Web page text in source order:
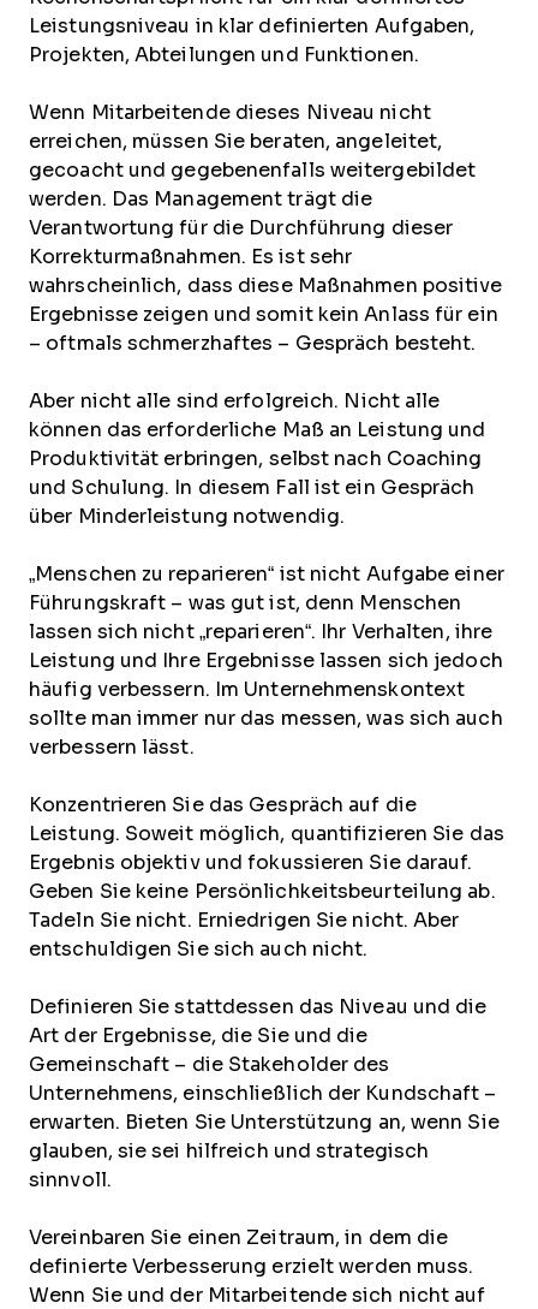
Leistungsniveau in klar definierten Aufgaben,
Projekten, Abteilungen und Funktionen.
Wenn Mitarbeitende dieses Niveau nicht
erreichen, müssen Sie beraten, angeleitet,
gecoacht und gegebenenfalls weitergebildet
werden. Das Management trägt die
Verantwortung für die Durchführung dieser
Korrekturmaßnahmen. Es ist sehr
wahrscheinlich, dass diese Maßnahmen positive
Ergebnisse zeigen und somit kein Anlass für ein
– oftmals schmerzhaftes – Gespräch besteht.
Aber nicht alle sind erfolgreich. Nicht alle
können das erforderliche Maß an Leistung und
Produktivität erbringen, selbst nach Coaching
und Schulung. In diesem Fall ist ein Gespräch
über Minderleistung notwendig.
„Menschen zu reparieren“ ist nicht Aufgabe einer
Führungskraft – was gut ist, denn Menschen
lassen sich nicht „reparieren“. Ihr Verhalten, ihre
Leistung und Ihre Ergebnisse lassen sich jedoch
häufig verbessern. Im Unternehmenskontext
sollte man immer nur das messen, was sich auch
verbessern lässt.
Konzentrieren Sie das Gespräch auf die
Leistung. Soweit möglich, quantifizieren Sie das
Ergebnis objektiv und fokussieren Sie darauf.
Geben Sie keine Persönlichkeitsbeurteilung ab.
Tadeln Sie nicht. Erniedrigen Sie nicht. Aber
entschuldigen Sie sich auch nicht.
Definieren Sie stattdessen das Niveau und die
Art der Ergebnisse, die Sie und die
Gemeinschaft – die Stakeholder des
Unternehmens, einschließlich der Kundschaft –
erwarten. Bieten Sie Unterstützung an, wenn Sie
glauben, sie sei hilfreich und strategisch
sinnvoll.
Vereinbaren Sie einen Zeitraum, in dem die
definierte Verbesserung erzielt werden muss.
Wenn Sie und der Mitarbeitende sich nicht auf